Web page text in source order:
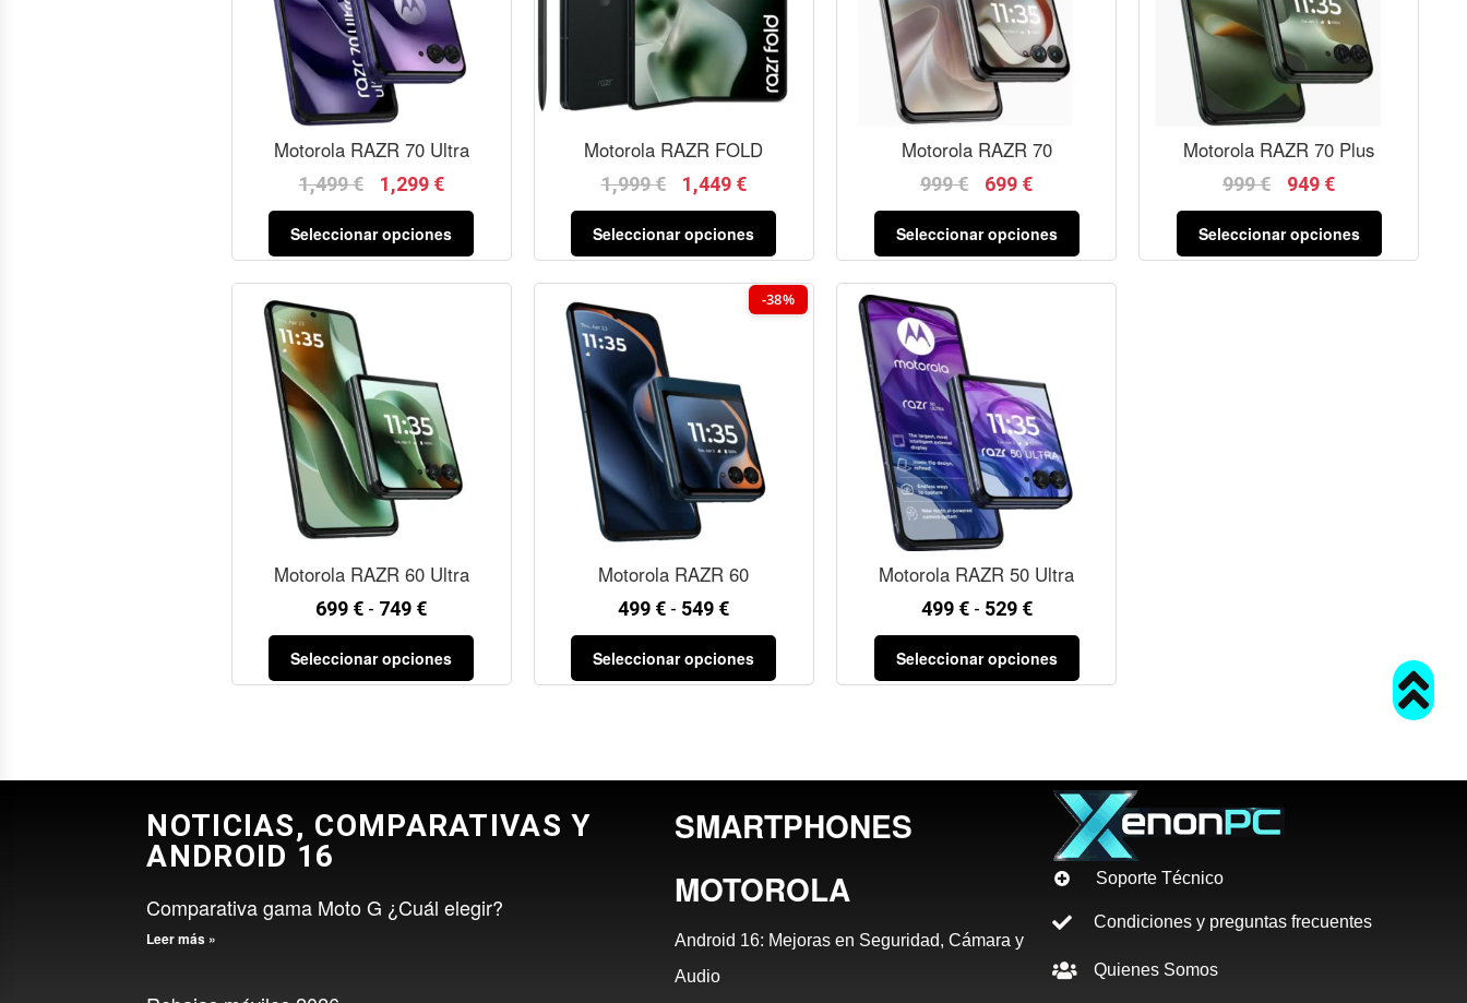
Motorola RAZR 70 Ultra
1,499€ 1,299 €
Seleccionar opciones
Motorola RAZR FOLD
1,999€ 1,449 €
Seleccionar opciones
Motorola RAZR 70
999€ 699 €
Seleccionar opciones
Motorola RAZR 70 Plus
999€ 949 €
Seleccionar opciones
Motorola RAZR 60 Ultra
699 € - 749 €
Seleccionar opciones
-38%
Motorola RAZR 60
499 € - 549 €
Seleccionar opciones
Motorola RAZR 50 Ultra
499 € - 529 €
Seleccionar opciones
NOTICIAS, COMPARATIVAS Y
ANDROID 16
Comparativa gama Moto G ¿Cuál elegir?
Leer más »
SMARTPHONES
MOTOROLA
Android 16: Mejoras en Seguridad, Cámara y
Audio
Soporte Técnico
Condiciones y preguntas frecuentes
Quienes Somos